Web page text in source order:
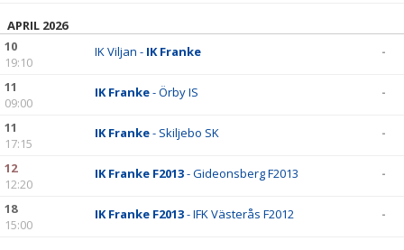
APRIL 2026
10
19:10
IK Viljan - IK Franke -
11
09:00
IK Franke- Örby IS -
11
17:15
IK Franke- Skiljebo SK -
12
12:20
IK Franke F2013- Gideonsberg F2013 -
18
15:00
IK Franke F2013- IFK Västerås F2012 -